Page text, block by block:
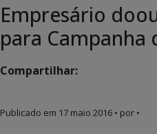
Empresário
para Campanha
Compartilhar:
Publicado em 17 maio 2016 • por •